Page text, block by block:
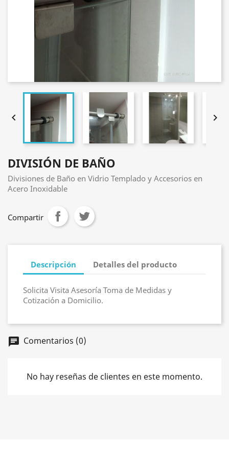
 
DIVISIÓN DE BAÑO
Divisiones de Baño en Vidrio Templado y Accesorios en
Acero Inoxidable
Compartir
Descripción Detalles del producto
Solicita Visita Asesoría Toma de Medidas y
Cotización a Domicilio.
chat Comentarios (0)
No hay reseñas de clientes en este momento.